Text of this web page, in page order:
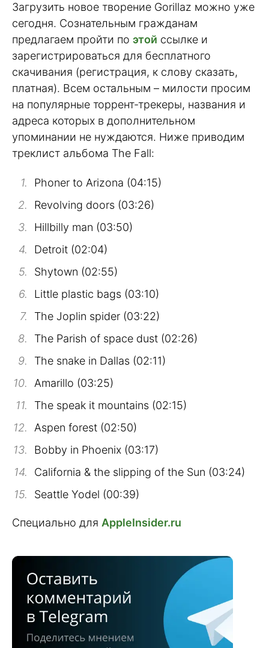
Загрузить новое творение Gorillaz можно уже
сегодня. Сознательным гражданам
предлагаем пройти по этой ссылке и
зарегистрироваться для бесплатного
скачивания (регистрация, к слову сказать,
платная). Всем остальным – милости просим
на популярные торрент-трекеры, названия и
адреса которых в дополнительном
упоминании не нуждаются. Ниже приводим
треклист альбома The Fall:
Phoner to Arizona (04:15)
Revolving doors (03:26)
Hillbilly man (03:50)
Detroit (02:04)
Shytown (02:55)
Little plastic bags (03:10)
The Joplin spider (03:22)
The Parish of space dust (02:26)
The snake in Dallas (02:11)
Amarillo (03:25)
The speak it mountains (02:15)
Aspen forest (02:50)
Bobby in Phoenix (03:17)
California & the slipping of the Sun (03:24)
Seattle Yodel (00:39)
Специально для AppleInsider.ru